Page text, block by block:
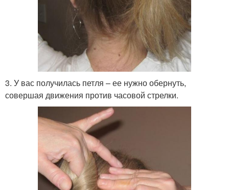
3. У вас получилась петля – ее нужно обернуть,
совершая движения против часовой стрелки.